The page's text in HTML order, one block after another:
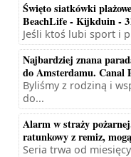
Święto siatkówki
BeachLife - Kijkduin -
Jeśli ktoś lubi sport i
Najbardziej znana
do Amsterdamu. Canal
Byliśmy z rodziną i
do...
Alarm w straży
ratunkowy z remiz,
Seria trwa od